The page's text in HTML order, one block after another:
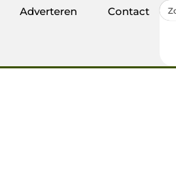
Adverteren Contact